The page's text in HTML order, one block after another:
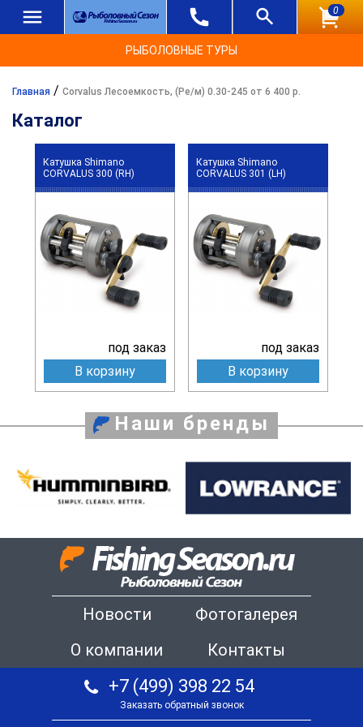
0
РЫБОЛОВНЫЕ ТУРЫ
Главная / Corvalus Лесоемкость, (Ре/м) 0.30-245 от 6 400 р.
Каталог
Катушка Shimano
CORVALUS 300 (RH)
под заказ
В корзину
Катушка Shimano
CORVALUS 301 (LH)
под заказ
В корзину
Наши бренды
Новости
Фотогалерея
О компании
Контакты
+7 (499) 398 22 54
Заказать обратный звонок